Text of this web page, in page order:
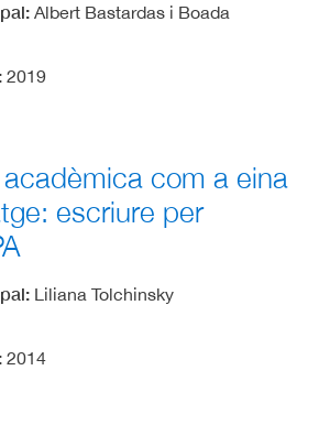
Albert Bastardas i Boada
2019
com a eina
escriure per
Liliana Tolchinsky
2014